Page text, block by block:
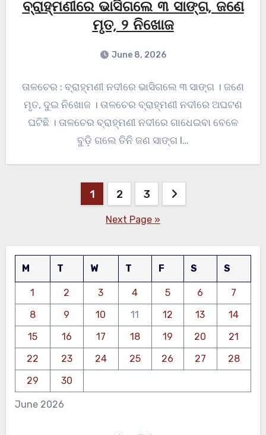
ବ୍ରାହ୍ମଣୀରେ ଭାସିଗଲେ ୩ ସାଙ୍ଗ, ଜଣେ
ମୃତ, ୨ ନିଖୋଜ
June 8, 2026
ତାଳଚେର : ବ୍ରାହ୍ମଣୀ ନଦୀରେ ଭାସିଗଲେ ୩ ସାଙ୍ଗ । ଜଣେ
ମୃତ, ଦୁଇ ନିଖୋଜ । ତାଳଚେର ବ୍ରାହ୍ମଣୀ ନଦୀରେ ଅଘଟଣ
ଘଟିଛି । ତାଳଚେର ବ୍ରାହ୍ମଣୀ ନଦୀରେ ଗାଧେଇବା ବେଳେ
ବୁଡ଼ି ଗଲେ ତିନି ଜଣ ସାଙ୍ଗ l…
1 2 3
Next Page »
June 2026
M T W T F S S
1 2 3 4 5 6
7
8
9 10 11 12 13
14
15
16 17 18 19 20
21
22
23 24 25 26 27
28
29
30